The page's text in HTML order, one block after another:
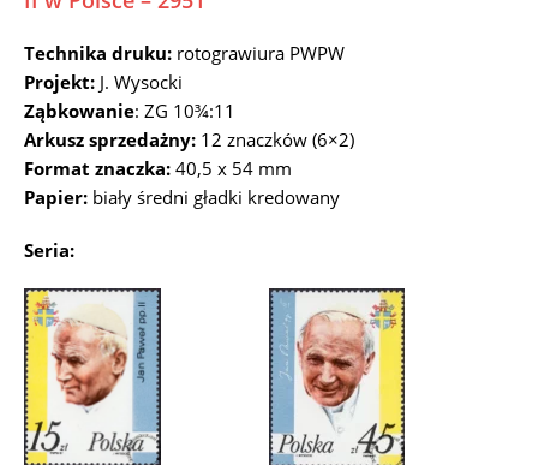
Technika druku: rotograwiura PWPW
Projekt: J. Wysocki
Ząbkowanie: ZG 10¾:11
Arkusz sprzedażny: 12 znaczków (6×2)
Format znaczka: 40,5 x 54 mm
Papier: biały średni gładki kredowany
Seria: